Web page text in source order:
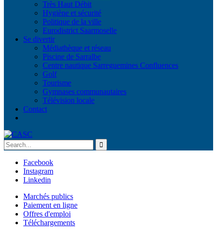
Très Haut Débit
Hygiène et sécurité
Politique de la ville
Eurodistrict Saarmoselle
Se divertir
Médiathèque et réseau
Piscine de Sarralbe
Centre nautique Sarreguemines Confluences
Golf
Tourisme
Gymnases communautaires
Télévision locale
Contact
Facebook
Instagram
Linkedin
Marchés publics
Paiement en ligne
Offres d'emploi
Téléchargements